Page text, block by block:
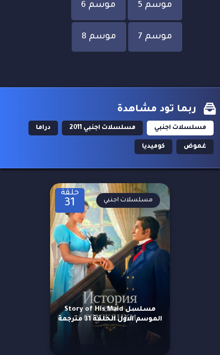
موسم 5 موسم 6
موسم 7 موسم 8
ربما تود مشاهدة
مسلسلات اجنبي مسلسلات اجنبي 2011 دراما
غموض كوميديا
حلقة
31
مسلسل Story of His Maid
الموسم الاول الحلقة 31 مترجمة
مسلسلات اجنبي